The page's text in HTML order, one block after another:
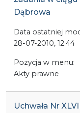
Dąbrowa
Data ostatniej
28-07-2010, 12:44
Pozycja w menu:
Akty prawne
Uchwała Nr